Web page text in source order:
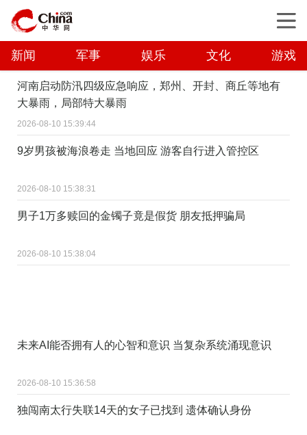
新闻 军事 娱乐 文化 游戏
河南启动防汛四级应急响应，郑州、开封、商丘等地有
大暴雨，局部特大暴雨
2026-08-10 15:39:44
9岁男孩被海浪卷走 当地回应 游客自行进入管控区
2026-08-10 15:38:31
男子1万多赎回的金镯子竟是假货 朋友抵押骗局
2026-08-10 15:38:04
未来AI能否拥有人的心智和意识 当复杂系统涌现意识
2026-08-10 15:36:58
独闯南太行失联14天的女子已找到 遗体确认身份